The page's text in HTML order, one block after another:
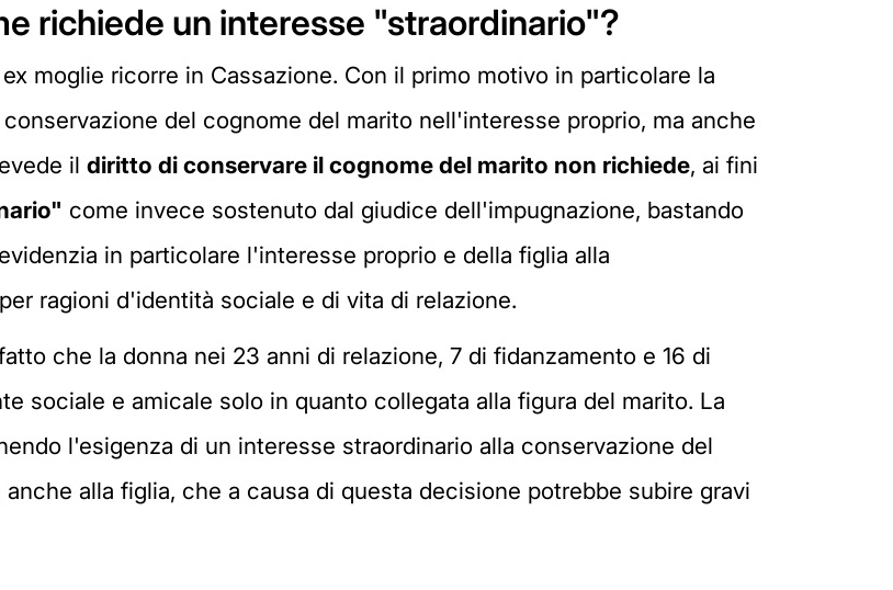
richiede un interesse "straordinario"?
moglie ricorre in Cassazione. Con il primo motivo in particolare la
del cognome del marito nell'interesse proprio, ma anche
il diritto di conservare il cognome del marito non richiede, ai fini
come invece sostenuto dal giudice dell'impugnazione, bastando
in particolare l'interesse proprio e della figlia alla
ragioni d'identità sociale e di vita di relazione.
che la donna nei 23 anni di relazione, 7 di fidanzamento e 16 di
sociale e amicale solo in quanto collegata alla figura del marito. La
l'esigenza di un interesse straordinario alla conservazione del
alla figlia, che a causa di questa decisione potrebbe subire gravi